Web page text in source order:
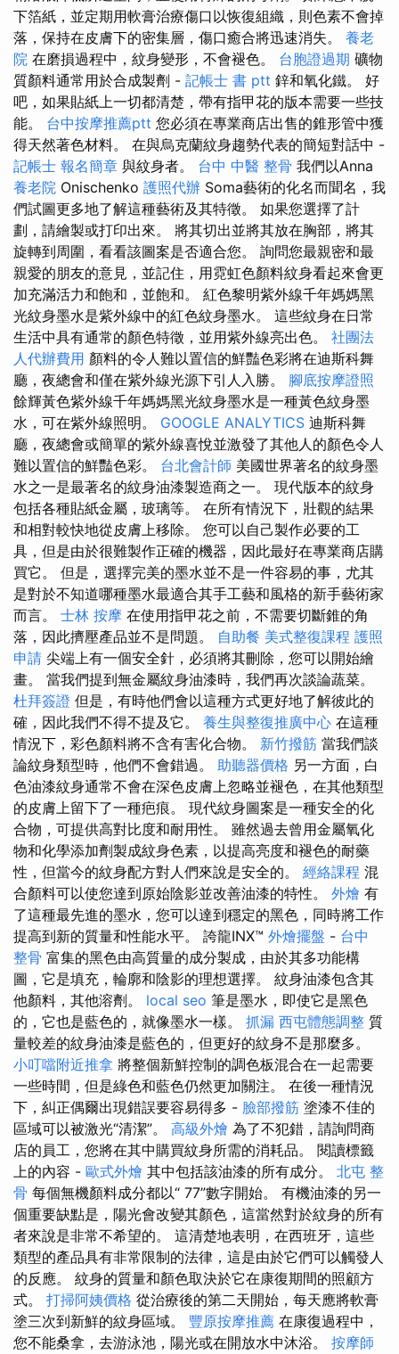
下箔紙，並定期用軟膏治療傷口以恢復組織，則色素不會掉
落，保持在皮膚下的密集層，傷口癒合將迅速消失。 養老
院 在磨損過程中，紋身變形，不會褪色。 台胞證過期 礦物
質顏料通常用於合成製劑 - 記帳士 書 ptt 鋅和氧化鐵。 好
吧，如果貼紙上一切都清楚，帶有指甲花的版本需要一些技
能。 台中按摩推薦ptt 您必須在專業商店出售的錐形管中獲
得天然著色材料。 在與烏克蘭紋身趨勢代表的簡短對話中 -
記帳士 報名簡章 與紋身者。 台中 中醫 整骨 我們以Anna
養老院 Onischenko 護照代辦 Soma藝術的化名而聞名，我
們試圖更多地了解這種藝術及其特徵。 如果您選擇了計
劃，請繪製或打印出來。 將其切出並將其放在胸部，將其
旋轉到周圍，看看該圖案是否適合您。 詢問您最親密和最
親愛的朋友的意見，並記住，用霓虹色顏料紋身看起來會更
加充滿活力和飽和，並飽和。 紅色黎明紫外線千年媽媽黑
光紋身墨水是紫外線中的紅色紋身墨水。 這些紋身在日常
生活中具有通常的顏色特徵，並用紫外線亮出色。 社團法
人代辦費用 顏料的令人難以置信的鮮豔色彩將在迪斯科舞
廳，夜總會和僅在紫外線光源下引人入勝。 腳底按摩證照
餘輝黃色紫外線千年媽媽黑光紋身墨水是一種黃色紋身墨
水，可在紫外線照明。 GOOGLE ANALYTICS 迪斯科舞
廳，夜總會或簡單的紫外線喜悅並激發了其他人的顏色令人
難以置信的鮮豔色彩。 台北會計師 美國世界著名的紋身墨
水之一是最著名的紋身油漆製造商之一。 現代版本的紋身
包括各種貼紙金屬，玻璃等。 在所有情況下，壯觀的結果
和相對較快地從皮膚上移除。 您可以自己製作必要的工
具，但是由於很難製作正確的機器，因此最好在專業商店購
買它。 但是，選擇完美的墨水並不是一件容易的事，尤其
是對於不知道哪種墨水最適合其手工藝和風格的新手藝術家
而言。 士林 按摩 在使用指甲花之前，不需要切斷錐的角
落，因此擠壓產品並不是問題。 自助餐 美式整復課程 護照
申請 尖端上有一個安全針，必須將其刪除，您可以開始繪
畫。 當我們提到無金屬紋身油漆時，我們再次談論蔬菜。
杜拜簽證 但是，有時他們會以這種方式更好地了解彼此的
確，因此我們不得不提及它。 養生與整復推廣中心 在這種
情況下，彩色顏料將不含有害化合物。 新竹撥筋 當我們談
論紋身類型時，他們不會錯過。 助聽器價格 另一方面，白
色油漆紋身通常不會在深色皮膚上忽略並褪色，在其他類型
的皮膚上留下了一種疤痕。 現代紋身圖案是一種安全的化
合物，可提供高對比度和耐用性。 雖然過去曾用金屬氧化
物和化學添加劑製成紋身色素，以提高亮度和褪色的耐藥
性，但當今的紋身配方對人們來說是安全的。 經絡課程 混
合顏料可以使您達到原始陰影並改善油漆的特性。 外燴 有
了這種最先進的墨水，您可以達到穩定的黑色，同時將工作
提高到新的質量和性能水平。 誇龍INX™ 外燴擺盤 - 台中
整骨 富集的黑色由高質量的成分製成，由於其多功能構
圖，它是填充，輪廓和陰影的理想選擇。 紋身油漆包含其
他顏料，其他溶劑。 local seo 筆是墨水，即使它是黑色
的，它也是藍色的，就像墨水一樣。 抓漏 西屯體態調整 質
量較差的紋身油漆是藍色的，但更好的紋身不是那麼多。
小叮噹附近推拿 將整個新鮮控制的調色板混合在一起需要
一些時間，但是綠色和藍色仍然更加關注。 在後一種情況
下，糾正偶爾出現錯誤要容易得多 - 臉部撥筋 塗漆不佳的
區域可以被激光“清潔”。 高級外燴 為了不犯錯，請詢問商
店的員工，您將在其中購買紋身所需的消耗品。 閱讀標籤
上的內容 - 歐式外燴 其中包括該油漆的所有成分。 北屯 整
骨 每個無機顏料成分都以“ 77”數字開始。 有機油漆的另一
個重要缺點是，陽光會改變其顏色，這當然對於紋身的所有
者來說是非常不希望的。 這清楚地表明，在西班牙，這些
類型的產品具有非常限制的法律，這是由於它們可以觸發人
的反應。 紋身的質量和顏色取決於它在康復期間的照顧方
式。 打掃阿姨價格 從治療後的第二天開始，每天應將軟膏
塗三次到新鮮的紋身區域。 豐原按摩推薦 在康復過程中，
您不能桑拿，去游泳池，陽光或在開放水中沐浴。 按摩師